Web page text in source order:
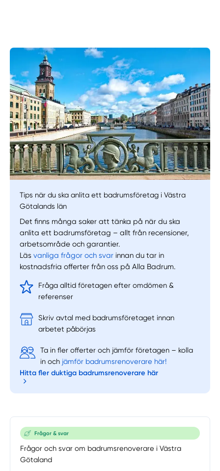
Manuellt Få hjälp
Välj tillvägagångssätt
Tips när du ska anlita ett badrumsföretag i Västra
Götalands län
Det finns många saker att tänka på när du ska
anlita ett badrumsföretag – allt från recensioner,
arbetsområde och garantier.
Läsvanliga frågor och svar innan du tar in
kostnadsfria offerter från oss på Alla Badrum.
Fråga alltid företagen efter omdömen &
referenser
Skriv avtal med badrumsföretaget innan
arbetet påbörjas
Ta in fler offerter och jämför företagen – kolla
in och jämför badrumsrenoverare här!
Hitta fler duktiga badrumsrenoverare här
Frågor & svar
Frågor och svar om badrumsrenoverare i Västra
Götaland